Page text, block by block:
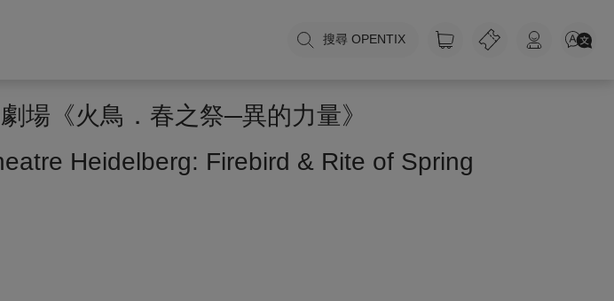
搜尋 OPENTIX
場《火鳥．春之祭─異的力量》
Heidelberg: Firebird & Rite of Spring